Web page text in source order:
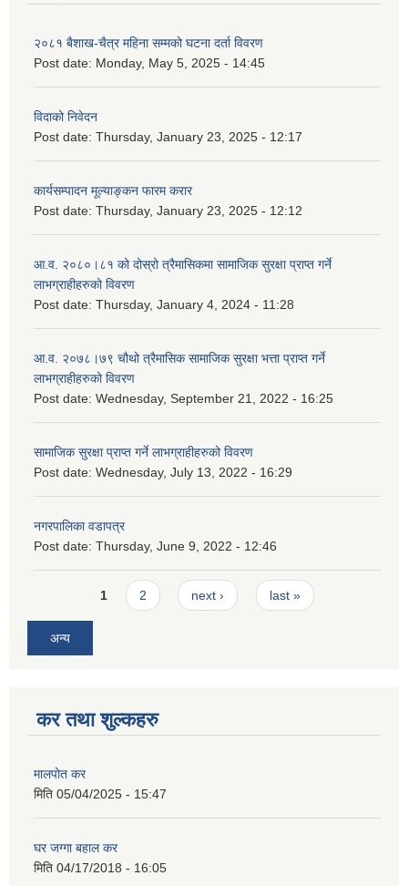
२०८१ बैशाख-चैत्र महिना सम्मको घटना दर्ता विवरण
Post date: Monday, May 5, 2025 - 14:45
विदाको निवेदन
Post date: Thursday, January 23, 2025 - 12:17
कार्यसम्पादन मूल्याङ्कन फारम करार
Post date: Thursday, January 23, 2025 - 12:12
आ.व. २०८०।८१ को दोस्रो त्रैमासिकमा सामाजिक सुरक्षा प्राप्त गर्ने
लाभग्राहीहरुको विवरण
Post date: Thursday, January 4, 2024 - 11:28
आ.व. २०७८।७९ चौथो त्रैमासिक सामाजिक सुरक्षा भत्ता प्राप्त गर्ने
लाभग्राहीहरुको विवरण
Post date: Wednesday, September 21, 2022 - 16:25
सामाजिक सुरक्षा प्राप्त गर्ने लाभग्राहीहरुको विवरण
Post date: Wednesday, July 13, 2022 - 16:29
नगरपालिका वडापत्र
Post date: Thursday, June 9, 2022 - 12:46
Pages1 2 next › last »
अन्य
कर तथा शुल्कहरु
मालपोत कर
मिति 05/04/2025 - 15:47
घर जग्गा बहाल कर
मिति 04/17/2018 - 16:05